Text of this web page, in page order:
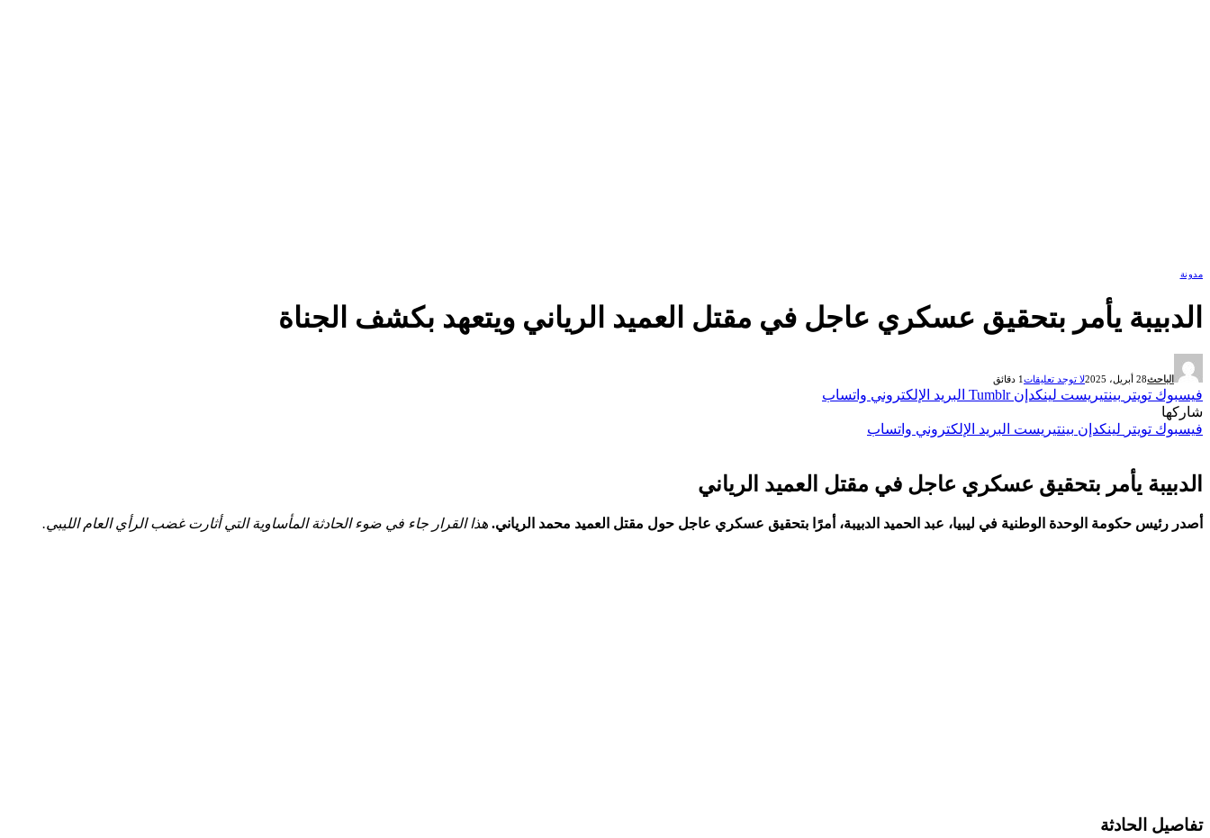
مدونة
الدبيبة يأمر بتحقيق عسكري عاجل في مقتل العميد الرياني ويتعهد بكشف الجناة
الباحث28 أبريل، 2025 لا توجد تعليقات1 دقائق
فيسبوك تويتر بينتيريست لينكدإن Tumblr البريد الإلكتروني واتساب
شاركها
فيسبوك تويتر لينكدإن بينتيريست البريد الإلكتروني واتساب
الدبيبة يأمر بتحقيق عسكري عاجل في مقتل العميد الرياني
أصدر رئيس حكومة الوحدة الوطنية ⁤في ليبيا، ​عبد الحميد الدبيبة، أمرًا بتحقيق عسكري عاجل حول مقتل العميد محمد الرياني. هذا القرار جاء في ضوء الحادثة المأساوية التي أثارت غضب الرأي العام الليبي.
تفاصيل الحادثة